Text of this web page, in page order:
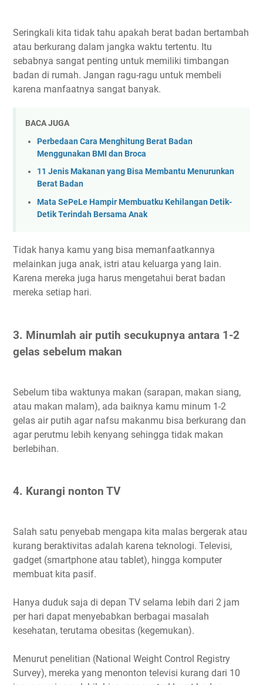
Seringkali kita tidak tahu apakah berat badan bertambah
atau berkurang dalam jangka waktu tertentu. Itu
sebabnya sangat penting untuk memiliki timbangan
badan di rumah. Jangan ragu-ragu untuk membeli
karena manfaatnya sangat banyak.
BACA JUGA
Perbedaan Cara Menghitung Berat Badan
Menggunakan BMI dan Broca
11 Jenis Makanan yang Bisa Membantu Menurunkan
Berat Badan
Mata SePeLe Hampir Membuatku Kehilangan Detik-
Detik Terindah Bersama Anak
Tidak hanya kamu yang bisa memanfaatkannya
melainkan juga anak, istri atau keluarga yang lain.
Karena mereka juga harus mengetahui berat badan
mereka setiap hari.
3. Minumlah air putih secukupnya antara 1-2
gelas sebelum makan
Sebelum tiba waktunya makan (sarapan, makan siang,
atau makan malam), ada baiknya kamu minum 1-2
gelas air putih agar nafsu makanmu bisa berkurang dan
agar perutmu lebih kenyang sehingga tidak makan
berlebihan.
4. Kurangi nonton TV
Salah satu penyebab mengapa kita malas bergerak atau
kurang beraktivitas adalah karena teknologi. Televisi,
gadget (smartphone atau tablet), hingga komputer
membuat kita pasif.
Hanya duduk saja di depan TV selama lebih dari 2 jam
per hari dapat menyebabkan berbagai masalah
kesehatan, terutama obesitas (kegemukan).
Menurut penelitian (National Weight Control Registry
Survey), mereka yang menonton televisi kurang dari 10